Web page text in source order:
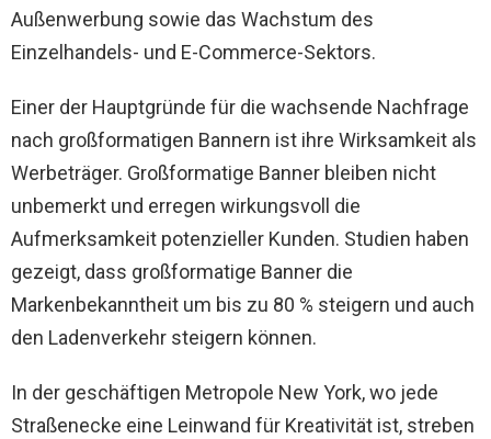
Außenwerbung sowie das Wachstum des
Einzelhandels- und E-Commerce-Sektors.
Einer der Hauptgründe für die wachsende Nachfrage
nach großformatigen Bannern ist ihre Wirksamkeit als
Werbeträger. Großformatige Banner bleiben nicht
unbemerkt und erregen wirkungsvoll die
Aufmerksamkeit potenzieller Kunden. Studien haben
gezeigt, dass großformatige Banner die
Markenbekanntheit um bis zu 80 % steigern und auch
den Ladenverkehr steigern können.
In der geschäftigen Metropole New York, wo jede
Straßenecke eine Leinwand für Kreativität ist, streben